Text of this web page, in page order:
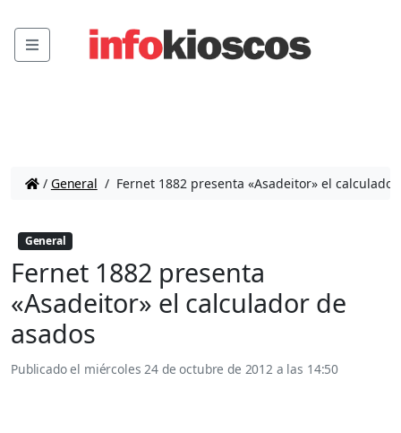
Menu
/ General / Fernet 1882 presenta «Asadeitor» el
General
Fernet 1882 presenta
«Asadeitor» el calculador de
asados
Publicado el miércoles 24 de octubre de 2012 a las 14:50